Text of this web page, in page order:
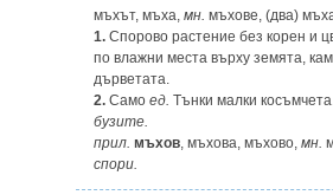
мъхът, мъха, мн. мъхове, (два)
1. Спорово растение без корен и
по влажни места върху земята,
дърветата.
2. Само ед. Тънки малки
бузите.
прил. мъхов, мъхова, мъхово, мн.
спори.